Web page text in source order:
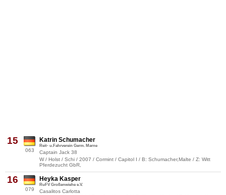
15
063
Katrin Schumacher
Reit- u.Fahrverein Germ. Marne
Captain Jack 38
W / Holst / Schi / 2007 / Cormint / Capitol I / B: Schumacher,Malte / Z: Witt
Pferdezucht GbR,
16
079
Heyka Kasper
RuFV Großenwiehe e.V.
Casalitos Carlotta